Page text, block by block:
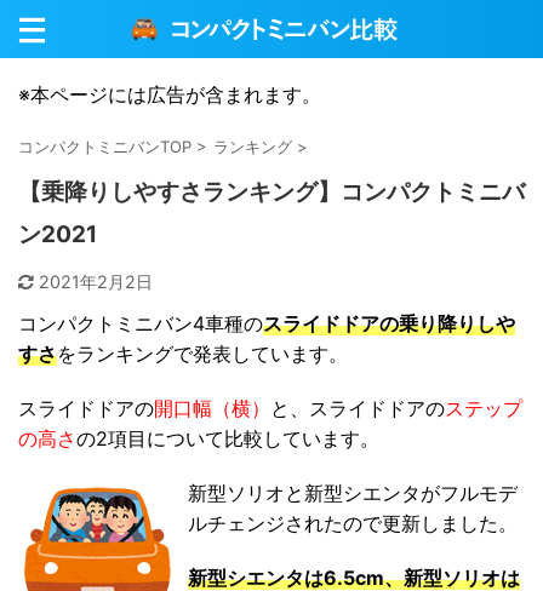
※本ページには広告が含まれます。
コンパクトミニバンTOP > ランキング >
【乗降りしやすさランキング】コンパクトミニバ
ン2021
2021年2月2日
コンパクトミニバン4車種のスライドドアの乗り降りしや
すさをランキングで発表しています。
スライドドアの開口幅（横） と、スライドドアのステップ
の高さの2項目について比較しています。
新型ソリオと新型シエンタがフルモデ
ルチェンジされたので更新しました。
新型シエンタは6.5cm、新型ソリオは